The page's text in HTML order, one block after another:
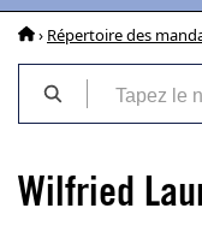
› Répertoire des
Wilfried